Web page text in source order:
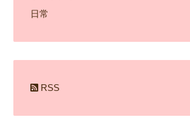
日常
RSS